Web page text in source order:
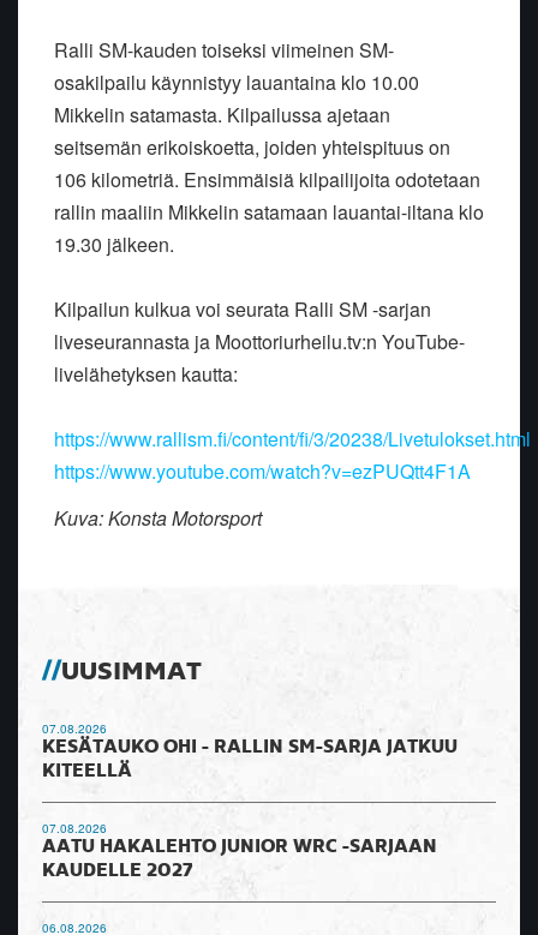
Ralli SM-kauden toiseksi viimeinen SM-
osakilpailu käynnistyy lauantaina klo 10.00
Mikkelin satamasta. Kilpailussa ajetaan
seitsemän erikoiskoetta, joiden yhteispituus on
106 kilometriä. Ensimmäisiä kilpailijoita odotetaan
rallin maaliin Mikkelin satamaan lauantai-iltana klo
19.30 jälkeen.
Kilpailun kulkua voi seurata Ralli SM -sarjan
liveseurannasta ja Moottoriurheilu.tv:n YouTube-
livelähetyksen kautta:
https://www.rallism.fi/content/fi/3/20238/Livetulokset.html
https://www.youtube.com/watch?v=ezPUQtt4F1A
Kuva: Konsta Motorsport
UUSIMMAT
07.08.2026
KESÄTAUKO OHI - RALLIN SM-SARJA JATKUU
KITEELLÄ
07.08.2026
AATU HAKALEHTO JUNIOR WRC -SARJAAN
KAUDELLE 2027
06.08.2026